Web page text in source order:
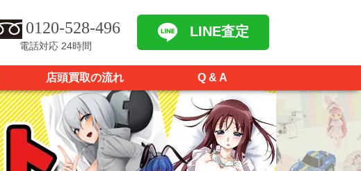
0120-528-496
電話対応 24時間
LINE査定
店頭買取の流れ Q & A